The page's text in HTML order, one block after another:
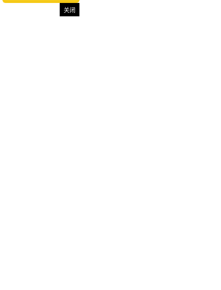
关闭